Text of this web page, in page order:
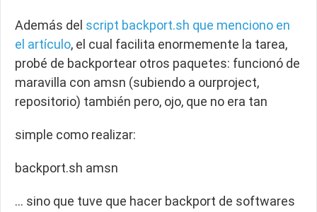
Además del script backport.sh que menciono en
el artículo, el cual facilita enormemente la tarea,
probé de backportear otros paquetes: funcionó de
maravilla con amsn (subiendo a ourproject,
repositorio) también pero, ojo, que no era tan
simple como realizar:
backport.sh amsn
… sino que tuve que hacer backport de softwares